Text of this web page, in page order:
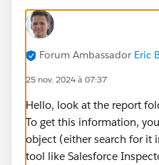
Forum Ambassador Eric
25 nov. 2024 à 07:37
Hello, look at the report
To get this information,
object (either search for it
tool like Salesforce